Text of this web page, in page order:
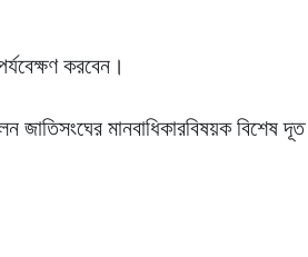
করবেন।
জাতিসংঘের মানবাধিকারবিষয়ক বিশেষ দূত